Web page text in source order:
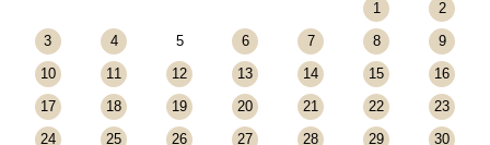
1
2
3
4 5 6 7 8
9
10
11 12 13 14 15
16
17
18 19 20 21 22
23
24
25 26 27 28 29
30